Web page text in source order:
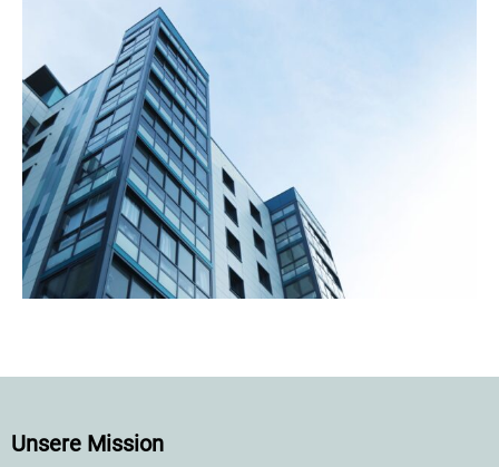
Unsere Mission